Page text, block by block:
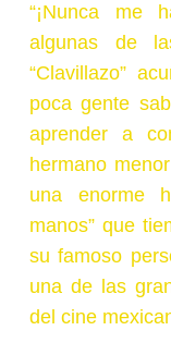
“¡Nunca me
algunas de
“Clavillazo”
poca gente
aprender a
hermano
una enorme
manos” que
su famoso
una de las
del cine